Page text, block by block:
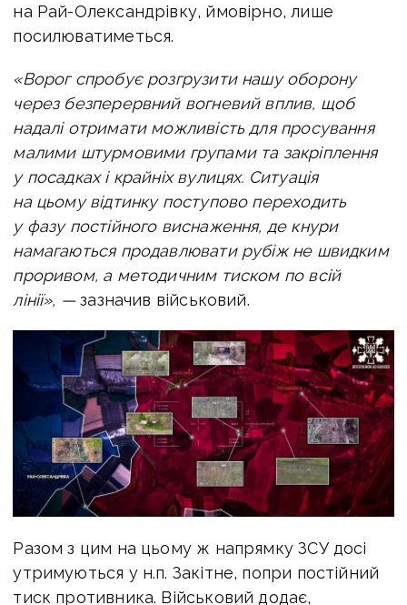
на Рай-Олександрівку, ймовірно, лише
посилюватиметься.
«Ворог спробує розгрузити нашу оборону
через безперервний вогневий вплив, щоб
надалі отримати можливість для просування
малими штурмовими групами та закріплення
у посадках і крайніх вулицях. Ситуація
на цьому відтинку поступово переходить
у фазу постійного виснаження, де кнури
намагаються продавлювати рубіж не швидким
проривом, а методичним тиском по всій
лінії», —зазначив військовий.
Разом з цим на цьому ж напрямку ЗСУ досі
утримуються у н.п. Закітне, попри постійний
тиск противника. Військовий додає,